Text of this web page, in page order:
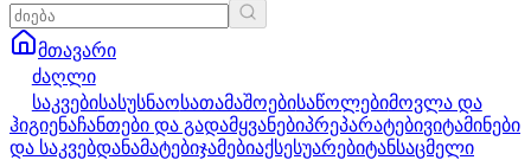
მთავარი
ძაღლი
საკვებისასუსნაოსათამაშოებისაწოლებიმოვლა და
ჰიგიენაჩანთები და გადამყვანებიპრეპარატებივიტამინები
და საკვებდანამატებიჯამებიაქსესუარებიტანსაცმელი